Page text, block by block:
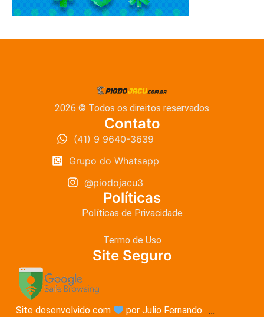
2026 © Todos os direitos reservados
Contato
(41) 9 9640-3639
Grupo do Whatsapp
@piodojacu3
Políticas
Políticas de Privacidade
Termo de Uso
Site Seguro
Site desenvolvido com por Julio Fernando ...